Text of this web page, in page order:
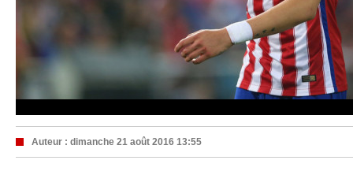
Auteur : dimanche 21 août 2016 13:55